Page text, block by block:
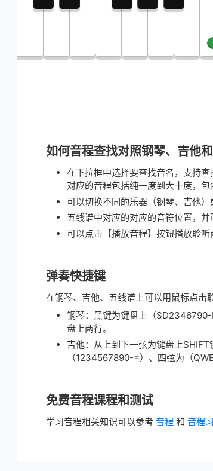
如何音程查找对照钢琴、吉他和
在下拉框中选择要查找音名，支持
对应的音程包括纯一度到大十度，包
可以切换不同的乐器（钢琴、吉他）
五线谱中对应的对应的音符位置，
可以点击【播放音程】按钮播放聆听
弹奏快捷键
在钢琴、吉他、五线谱上可以用鼠标点击
钢琴：黑键为键盘上（
盘上两行。
吉他：从上到下一弦为键盘上
（1234567890-=）、四弦为（
免费音程课程和测试
学习音程相关知识可以参考 音程 和 音程